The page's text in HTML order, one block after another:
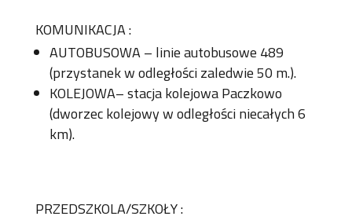
KOMUNIKACJA :
AUTOBUSOWA – linie autobusowe 489
(przystanek w odległości zaledwie 50 m.).
KOLEJOWA– stacja kolejowa Paczkowo
(dworzec kolejowy w odległości niecałych 6
km).
PRZEDSZKOLA/SZKOŁY :